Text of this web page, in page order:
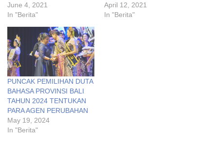
June 4, 2021
In "Berita"
April 12, 2021
In "Berita"
PUNCAK PEMILIHAN DUTA
BAHASA PROVINSI BALI
TAHUN 2024 TENTUKAN
PARA AGEN PERUBAHAN
May 19, 2024
In "Berita"